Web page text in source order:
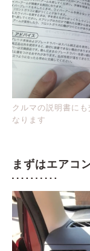
クルマの説明書に
なります
まずはエアコ